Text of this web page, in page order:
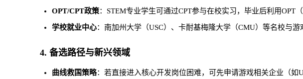
OPT/CPT政策：STEM专业学生可通过CPT参与在校实习，毕业后利用
学校就业中心：南加州大学（USC）、卡耐基梅隆大学（CMU）等名校与
4. 备选路径与新兴领域
曲线救国策略：若直接进入核心开发岗位困难，可先申请游戏相关企业（